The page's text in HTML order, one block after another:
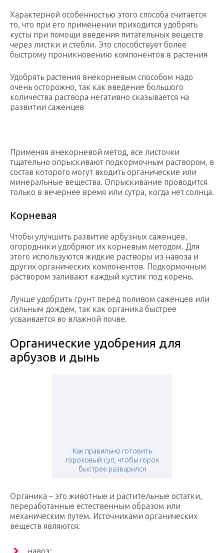
Характерной особенностью этого способа считается
то, что при его применении приходится удобрять
кусты при помощи введения питательных веществ
через листки и стебли. Это способствует более
быстрому проникновению компонентов в растения
Удобрять растения внекорневым способом надо
очень осторожно, так как введение большого
количества раствора негативно сказывается на
развитии саженцев
Применяя внекорневой метод, все листочки
тщательно опрыскивают подкормочным раствором, в
состав которого могут входить органические или
минеральные вещества. Опрыскивание проводится
только в вечернее время или сутра, когда нет солнца.
Корневая
Чтобы улучшить развитие арбузных саженцев,
огородники удобряют их корневым методом. Для
этого используются жидкие растворы из навоза и
других органических компонентов. Подкормочным
раствором заливают каждый кустик под корень.
Лучше удобрить грунт перед поливом саженцев или
сильным дождем, так как органика быстрее
усваивается во влажной почве.
Органические удобрения для
арбузов и дынь
Как правильно готовить
гороховый суп, чтобы горох
быстрее разварился
Органика – это животные и растительные остатки,
переработанные естественным образом или
механическим путем. Источниками органических
веществ являются:
навоз;